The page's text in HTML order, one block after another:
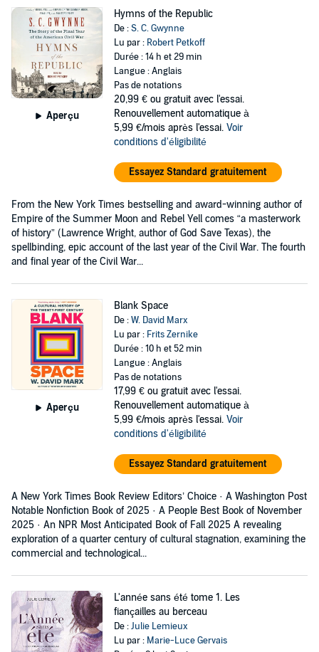
Aperçu
Hymns of the Republic
De :S. C. Gwynne
Lu par : Robert Petkoff
Durée : 14 h et 29 min
Langue : Anglais
Pas de notations
20,99 € ou gratuit avec l'essai.
Renouvellement automatique à
5,99 €/mois après l'essai. Voir
conditions d'éligibilité
Essayez Standard gratuitement
From the New York Times bestselling and award-winning author of
Empire of the Summer Moon and Rebel Yell comes “a masterwork
of history” (Lawrence Wright, author of God Save Texas), the
spellbinding, epic account of the last year of the Civil War. The fourth
and final year of the Civil War...
Aperçu
Blank Space
De :W. David Marx
Lu par : Frits Zernike
Durée : 10 h et 52 min
Langue : Anglais
Pas de notations
17,99 € ou gratuit avec l'essai.
Renouvellement automatique à
5,99 €/mois après l'essai. Voir
conditions d'éligibilité
Essayez Standard gratuitement
A New York Times Book Review Editors’ Choice · A Washington Post
Notable Nonfiction Book of 2025 · A People Best Book of November
2025 · An NPR Most Anticipated Book of Fall 2025 A revealing
exploration of a quarter century of cultural stagnation, examining the
commercial and technological...
L'année sans été tome 1. Les
fiançailles au berceau
De :Julie Lemieux
Lu par : Marie-Luce Gervais